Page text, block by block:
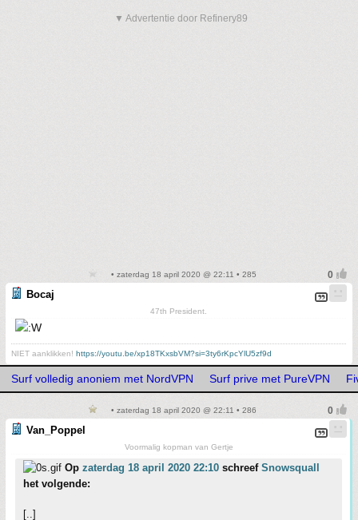
▼ Advertentie door Refinery89
• zaterdag 18 april 2020 @ 22:11 • 285
Bocaj
47th President.
NIET aanklikken! https://youtu.be/xp18TKxsbVM?si=3ty6rKpcYlU5zf9d
Surf volledig anoniem met NordVPN Surf prive met PureVPN
• zaterdag 18 april 2020 @ 22:11 • 286
Van_Poppel
Voormalig kopman van Gertje
Op zaterdag 18 april 2020 22:10 schreef Snowsquall
het volgende:
[..]